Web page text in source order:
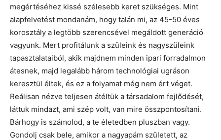
megértéséhez kissé szélesebb keret szükséges. Mint
alapfelvetést mondanám, hogy talán mi, az 45-50 éves
korosztály a legtöbb szerencsével megáldott generáció
vagyunk. Mert profitálunk a szüleink és nagyszüleink
tapasztalataiból, akik majdnem minden ipari forradalmon
átesnek, majd legalább három technológiai ugráson
keresztül éltek, és ez a folyamat még nem ért véget.
Reálisan nézve teljesen átéltük a társadalom fejlődését,
láttuk mindazt, ami szép volt, van mire összpontosítani.
Bárhogy is számolod, a te életedben pluszban vagy.
Gondolj csak bele, amikor a nagyapám született, az